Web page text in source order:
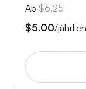
Ab $6.25
$5.00/jährlich